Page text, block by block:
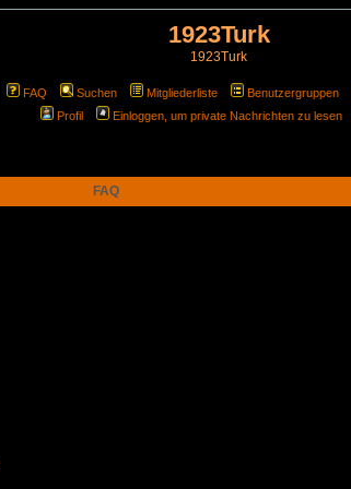
1923Turk
1923Turk
FAQ Suchen Mitgliederliste Benutzergruppen
Profil
Einloggen, um private Nachrichten zu lesen
FAQ